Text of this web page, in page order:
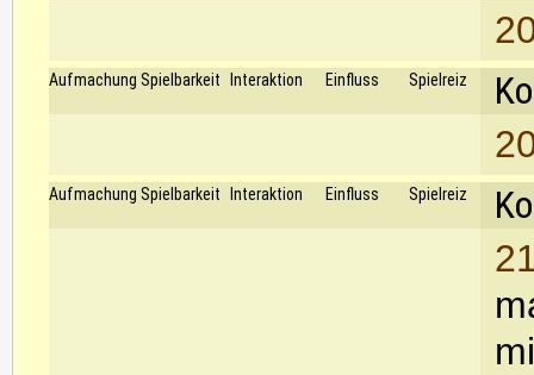
Aufmachung Spielbarkeit Interaktion Einfluss Spielreiz
Aufmachung Spielbarkeit Interaktion Einfluss Spielreiz